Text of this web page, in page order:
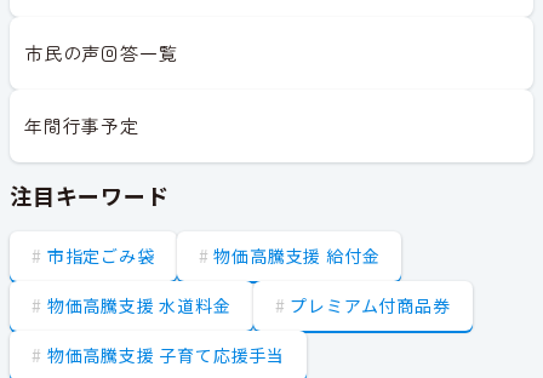
市民の声回答一覧
年間行事予定
注目キーワード
市指定ごみ袋 物価高騰支援 給付金
物価高騰支援 水道料金 プレミアム付商品券
物価高騰支援 子育て応援手当